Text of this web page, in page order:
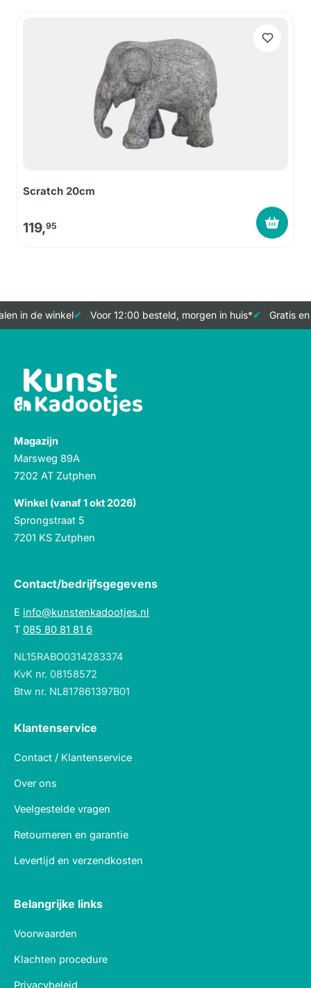
Scratch 20cm
119,95
in de winkel Voor 12:00 besteld, morgen in huis* Gratis
Magazijn
Marsweg 89A
7202 AT Zutphen
Winkel (vanaf 1 okt 2026)
Sprongstraat 5
7201 KS Zutphen
Contact/bedrijfsgegevens
E info@kunstenkadootjes.nl
T 085 80 81 81 6
NL15RABO0314283374
KvK nr. 08158572
Btw nr. NL817861397B01
Klantenservice
Contact / Klantenservice
Over ons
Veelgestelde vragen
Retourneren en garantie
Levertijd en verzendkosten
Belangrijke links
Voorwaarden
Klachten procedure
Privacybeleid